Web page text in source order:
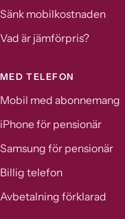
Sänk mobilkostnaden
Vad är jämförpris?
MED TELEFON
Mobil med abonnemang
iPhone för pensionär
Samsung för pensionär
Billig telefon
Avbetalning förklarad